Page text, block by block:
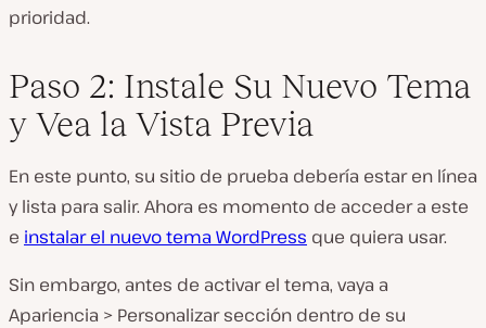
prioridad.
Paso 2: Instale Su Nuevo Tema
y Vea la Vista Previa
En este punto, su sitio de prueba debería estar en línea
y lista para salir. Ahora es momento de acceder a este
e instalar el nuevo tema WordPress que quiera usar.
Sin embargo, antes de activar el tema, vaya a
Apariencia > Personalizar sección dentro de su